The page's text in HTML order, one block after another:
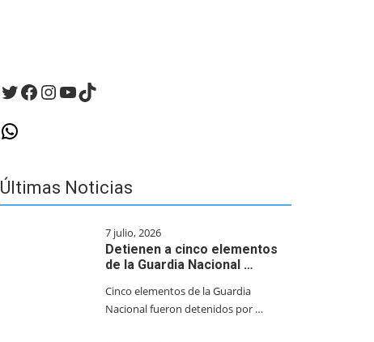
Twitter
Facebook
Instagram
YouTube
TikTok
WhatsApp
Últimas Noticias
7 julio, 2026
Detienen a cinco elementos
de la Guardia Nacional …
Cinco elementos de la Guardia
Nacional fueron detenidos por …